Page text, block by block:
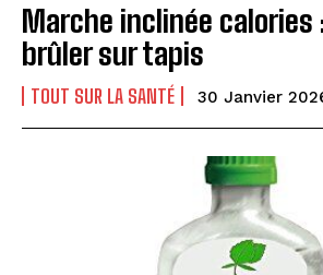
Marche inclinée calories
brûler sur tapis
TOUT SUR LA SANTÉ 30 Janvier